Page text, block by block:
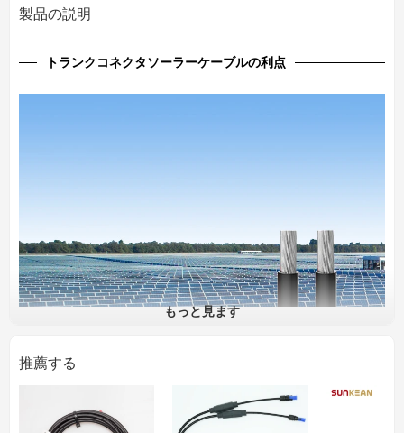
製品の説明
トランクコネクタソーラーケーブルの利点
もっと見ます
推薦する